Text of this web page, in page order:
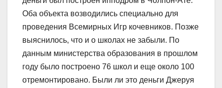
Оба объекта возводились специально для
проведения Всемирных Игр кочевников. Позже
выяснилось, что и о школах не забыли. По
данным министерства образования в прошлом
году было построено 76 школ и еще около 100
отремонтировано. Были ли это деньги Джеруя